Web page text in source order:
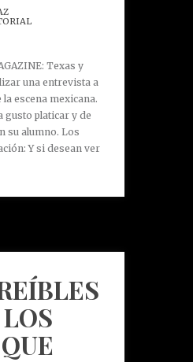
Texas y
una entrevista a
escena mexicana.
gusto platicar y de
su alumno. Los
Y si desean ver